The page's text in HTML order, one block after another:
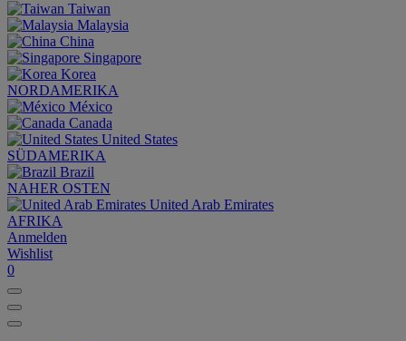
Taiwan
Malaysia
China
Singapore
Korea
NORDAMERIKA
México
Canada
United States
SÜDAMERIKA
Brazil
NAHER OSTEN
United Arab Emirates
AFRIKA
Anmelden
Wishlist
0